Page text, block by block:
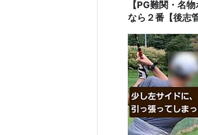
【PG難関・名
なら２番【後志